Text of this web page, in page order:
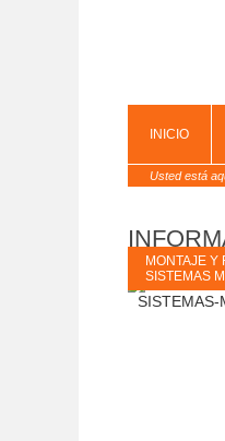
INICIO
Usted está
MONTAJE Y
SISTEMAS